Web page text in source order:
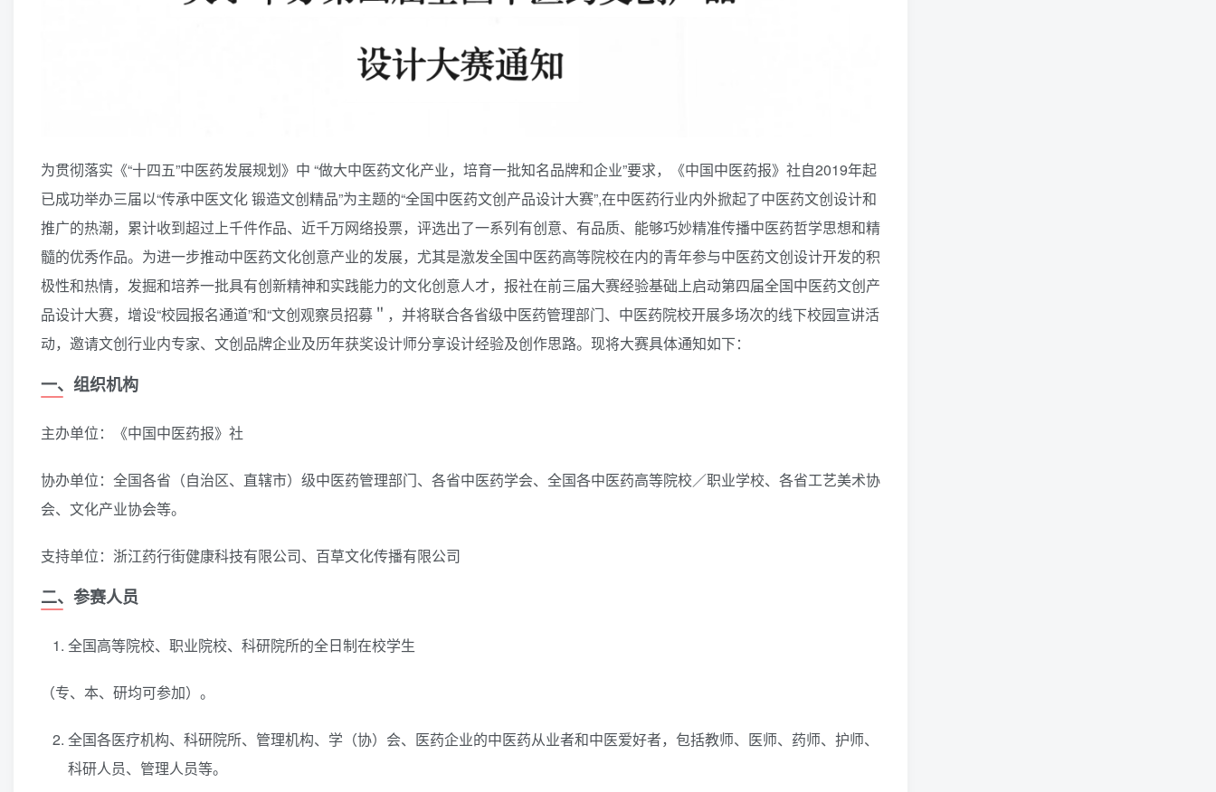
为贯彻落实《“十四五”中医药发展规划》中 “做大中医药文化产业，培育一批知名品牌和企业”要求，《中国中医药报》社自2019年起
已成功举办三届以“传承中医文化 锻造文创精品”为主题的“全国中医药文创产品设计大赛”,在中医药行业内外掀起了中医药文创设计和
推广的热潮，累计收到超过上千件作品、近千万网络投票，评选出了一系列有创意、有品质、能够巧妙精准传播中医药哲学思想和精
髓的优秀作品。为进一步推动中医药文化创意产业的发展，尤其是激发全国中医药高等院校在内的青年参与中医药文创设计开发的积
极性和热情，发掘和培养一批具有创新精神和实践能力的文化创意人才，报社在前三届大赛经验基础上启动第四届全国中医药文创产
品设计大赛，增设“校园报名通道”和“文创观察员招募＂，并将联合各省级中医药管理部门、中医药院校开展多场次的线下校园宣讲活
动，邀请文创行业内专家、文创品牌企业及历年获奖设计师分享设计经验及创作思路。现将大赛具体通知如下：
一、组织机构
主办单位：《中国中医药报》社
协办单位：全国各省（自治区、直辖市）级中医药管理部门、各省中医药学会、全国各中医药高等院校／职业学校、各省工艺美术协
会、文化产业协会等。
支持单位：浙江药行街健康科技有限公司、百草文化传播有限公司
二、参赛人员
全国高等院校、职业院校、科研院所的全日制在校学生
（专、本、研均可参加）。
全国各医疗机构、科研院所、管理机构、学（协）会、医药企业的中医药从业者和中医爱好者，包括教师、医师、药师、护师、
科研人员、管理人员等。